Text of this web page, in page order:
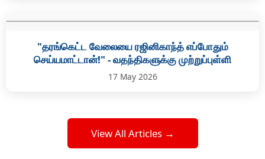
"தரங்கெட்ட வேலையை ரஜினிகாந்த் எப்போதும்
செய்யமாட்டான்!" - வதந்திகளுக்கு முற்றுப்புள்ளி
17 May 2026
View All Articles →